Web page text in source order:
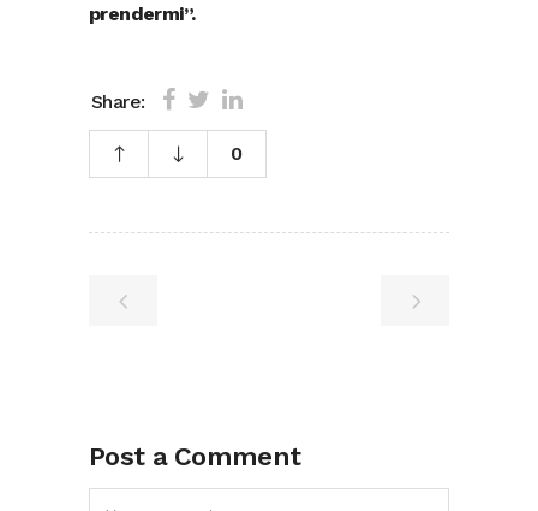
prendermi”.
Share:
0
Post a Comment